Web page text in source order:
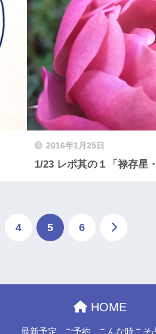
2016年1月25日
1/23 レポ其の１「禄存星
4 5 6
HOME
最新予定 ご予約 こんな時こそ